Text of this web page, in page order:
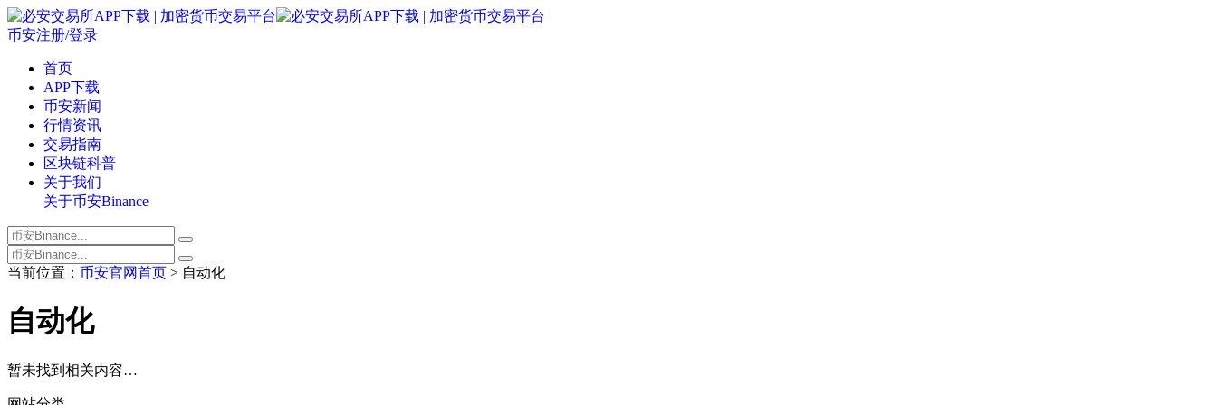
币安注册/登录
首页
APP下载
币安新闻
行情资讯
交易指南
区块链科普
关于我们
关于币安Binance
当前位置： 币安官网首页 > 自动化
自动化
暂未找到相关内容…